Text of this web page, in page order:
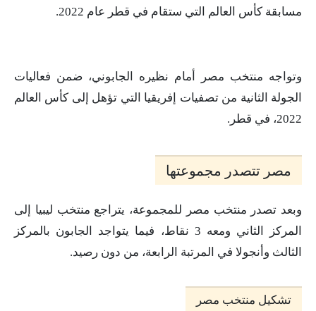
مسابقة كأس العالم التي ستقام في قطر عام 2022.
وتواجه منتخب مصر أمام نظيره الجابوني، ضمن فعاليات
الجولة الثانية من تصفيات إفريقيا التي تؤهل إلى كأس العالم
2022، في قطر.
مصر تتصدر مجموعتها
وبعد تصدر منتخب مصر للمجموعة، يتراجع منتخب ليبيا إلى
المركز الثاني ومعه 3 نقاط، فيما يتواجد الجابون بالمركز
الثالث وأنجولا في المرتبة الرابعة، من دون رصيد.
تشكيل منتخب مصر